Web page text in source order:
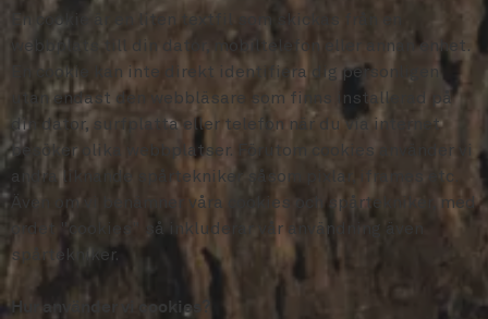
En cookie är en liten textfil som skickas från en
webbplats till din dator, mobiltelefon eller annan enhet.
En cookie kan inte direkt identifiera dig personligen
utan endast den webbläsare som finns installerad på
din dator, surfplatta eller telefon när du via internet
besöker olika webbplatser. Förutom cookies använder vi
andra liknande spårtekniker såsom pixlar, iframes etc.
Även om vi benämner våra cookies och spårtekniker, med
ordet "cookies" så inkluderar vår användning även
spårtekniker.
Hur använder vi cookies?